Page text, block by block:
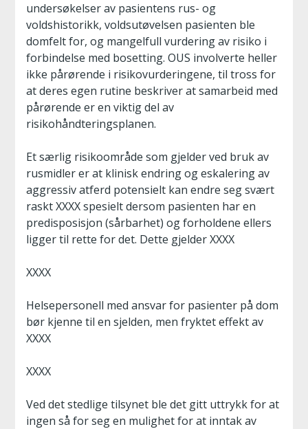
undersøkelser av pasientens rus- og
voldshistorikk, voldsutøvelsen pasienten ble
domfelt for, og mangelfull vurdering av risiko i
forbindelse med bosetting. OUS involverte heller
ikke pårørende i risikovurderingene, til tross for
at deres egen rutine beskriver at samarbeid med
pårørende er en viktig del av
risikohåndteringsplanen.
Et særlig risikoområde som gjelder ved bruk av
rusmidler er at klinisk endring og eskalering av
aggressiv atferd potensielt kan endre seg svært
raskt XXXX spesielt dersom pasienten har en
predisposisjon (sårbarhet) og forholdene ellers
ligger til rette for det. Dette gjelder XXXX
XXXX
Helsepersonell med ansvar for pasienter på dom
bør kjenne til en sjelden, men fryktet effekt av
XXXX
XXXX
Ved det stedlige tilsynet ble det gitt uttrykk for at
ingen så for seg en mulighet for at inntak av